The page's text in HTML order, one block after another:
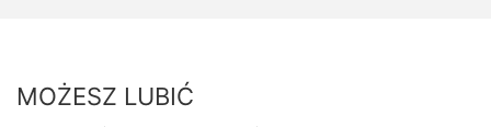
MOŻESZ LUBIĆ